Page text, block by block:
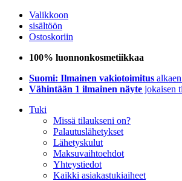
Valikkoon
sisältöön
Ostoskoriin
100% luonnonkosmetiikkaa
Suomi: Ilmainen vakiotoimitus
Vähintään 1 ilmainen näyte jokaisen
Tuki
Missä tilaukseni on?
Palautuslähetykset
Lähetyskulut
Maksuvaihtoehdot
Yhteystiedot
Kaikki asiakastukiaiheet